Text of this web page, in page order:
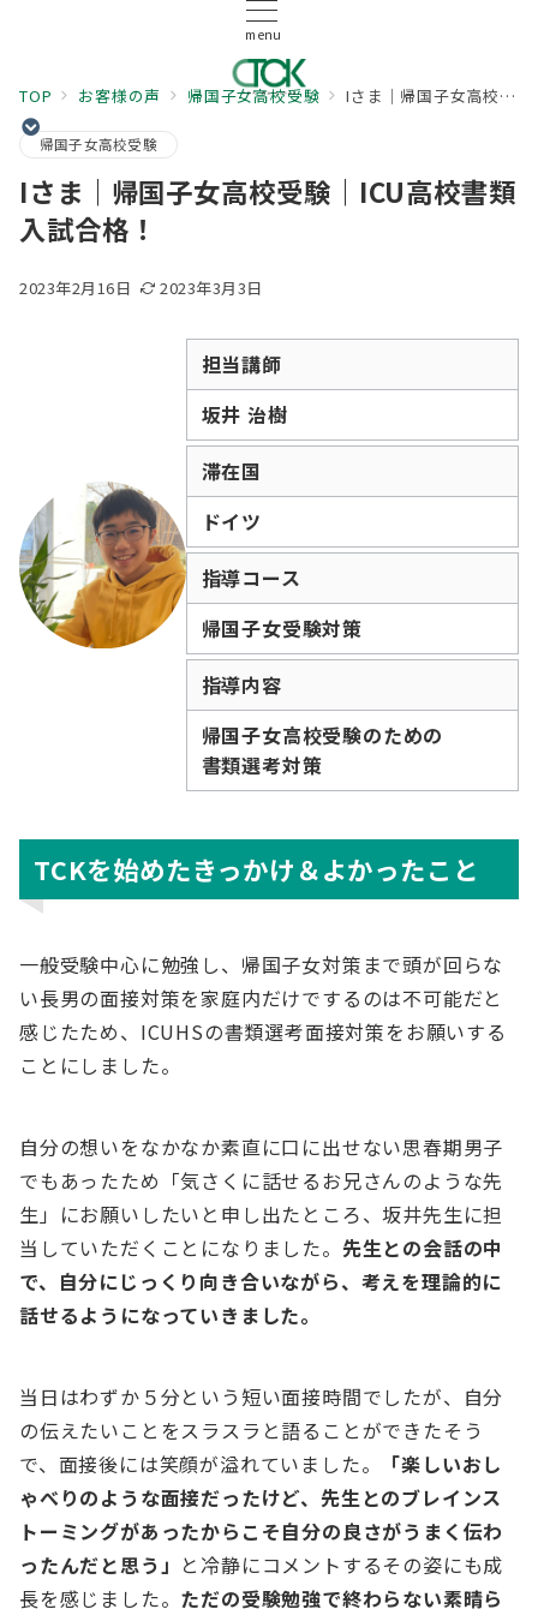
menu
TOP お客様の声 帰国子女高校受験 Iさま｜帰国子女高校受験｜ICU高校書類入試合格！
帰国子女高校受験
Iさま｜帰国子女高校受験｜ICU高校書類
入試合格！
2023年2月16日 2023年3月3日
担当講師
坂井 治樹
滞在国
ドイツ
指導コース
帰国子女受験対策
指導内容
帰国子女高校受験のための
書類選考対策
TCKを始めたきっかけ＆よかったこと
一般受験中心に勉強し、帰国子女対策まで頭が回らな
い長男の面接対策を家庭内だけでするのは不可能だと
感じたため、ICUHSの書類選考面接対策をお願いする
ことにしました。
自分の想いをなかなか素直に口に出せない思春期男子
でもあったため「気さくに話せるお兄さんのような先
生」にお願いしたいと申し出たところ、坂井先生に担
当していただくことになりました。 先生との会話の中
で、自分にじっくり向き合いながら、考えを理論的に
話せるようになっていきました。
当日はわずか５分という短い面接時間でしたが、自分
の伝えたいことをスラスラと語ることができたそう
で、面接後には笑顔が溢れていました。
「楽しいおし
ゃべりのような面接だったけど、先生とのブレインス
トーミングがあったからこそ自分の良さがうまく伝わ
ったんだと思う」 と冷静にコメントするその姿にも成
長を感じました。 ただの受験勉強で終わらない素晴ら